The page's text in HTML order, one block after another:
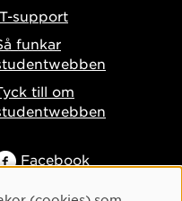
support
funkar
till om
Facebook